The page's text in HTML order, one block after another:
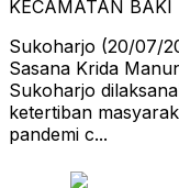
Sukoharjo (20/07/
Sasana Krida
Sukoharjo
ketertiban
pandemi c...